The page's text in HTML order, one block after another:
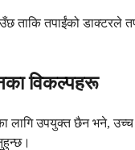
ताकि तपाईंको डाक्टरले
विकल्पहरू
लागि उपयुक्त छैन भने,